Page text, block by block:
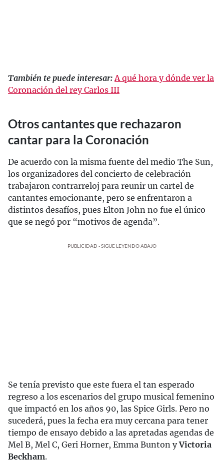
También te puede interesar:A qué hora y dónde ver la
Coronación del rey Carlos III
Otros cantantes que rechazaron
cantar para la Coronación
De acuerdo con la misma fuente del medio The Sun,
los organizadores del concierto de celebración
trabajaron contrarreloj para reunir un cartel de
cantantes emocionante, pero se enfrentaron a
distintos desafíos, pues Elton John no fue el único
que se negó por “motivos de agenda”.
PUBLICIDAD - SIGUE LEYENDO ABAJO
Se tenía previsto que este fuera el tan esperado
regreso a los escenarios del grupo musical femenino
que impactó en los años 90, las Spice Girls. Pero no
sucederá, pues la fecha era muy cercana para tener
tiempo de ensayo debido a las apretadas agendas de
Mel B, Mel C, Geri Horner, Emma Bunton yVictoria
Beckham.